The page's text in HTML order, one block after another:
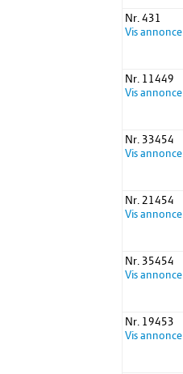
Nr. 431
Vis annonce
Nr. 11449
Vis annonce
Nr. 33454
Vis annonce
Nr. 21454
Vis annonce
Nr. 35454
Vis annonce
Nr. 19453
Vis annonce